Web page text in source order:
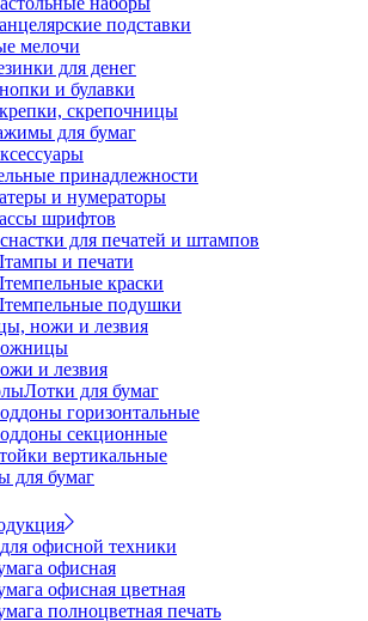
подставки
мелочи
для денег
и булавки
скрепочницы
для бумаг
принадлежности
и нумераторы
шрифтов
для печатей и штампов
и печати
краски
подушки
ножи и лезвия
и лезвия
Лотки для бумаг
горизонтальные
секционные
вертикальные
для бумаг
офисной техники
офисная
офисная цветная
полноцветная печать